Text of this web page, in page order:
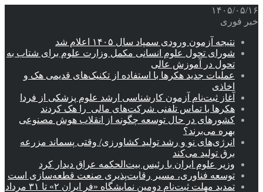
۱۴۰۵/۰۵/۱۶
خبر فوری
نتیجه آزمون ورودی سمپاد سال ۱۴۰۵ اعلام شد
شورای تحول علوم انسانی مکمل وزارت علوم برای شتاب به
تحول در آموزش عالی
عملیات جدید هکرها با استفاده از تکنیک‌های قدیمی هک و
اخاذی
آغاز ثبت‌نام‌ آزمون کارشناسی ارشد علوم پزشکی از فردا
هکرها با تماس تلفنی شرکت‌های مالی را هک کردند
کشورهای در حال توسعه چگونه از انقلاب هوش مصنوعی
بهره می‌برند؟
انرژی‌های نو و رشد تولید کشاورزی/ وقتی پسماند مزرعه‌
برق تولید می‌کند
وزیر علوم ایران با رئیس بیت‌الحکمه عراق دیدار کرد
توسعه فناوری، مسیر رقابت‌پذیری صنعت قطعه‌سازی است
تمدید مهلت ثبت‌نام دومین نمایشگاه «فر ایران ۲» تا ۳۱ مرداد